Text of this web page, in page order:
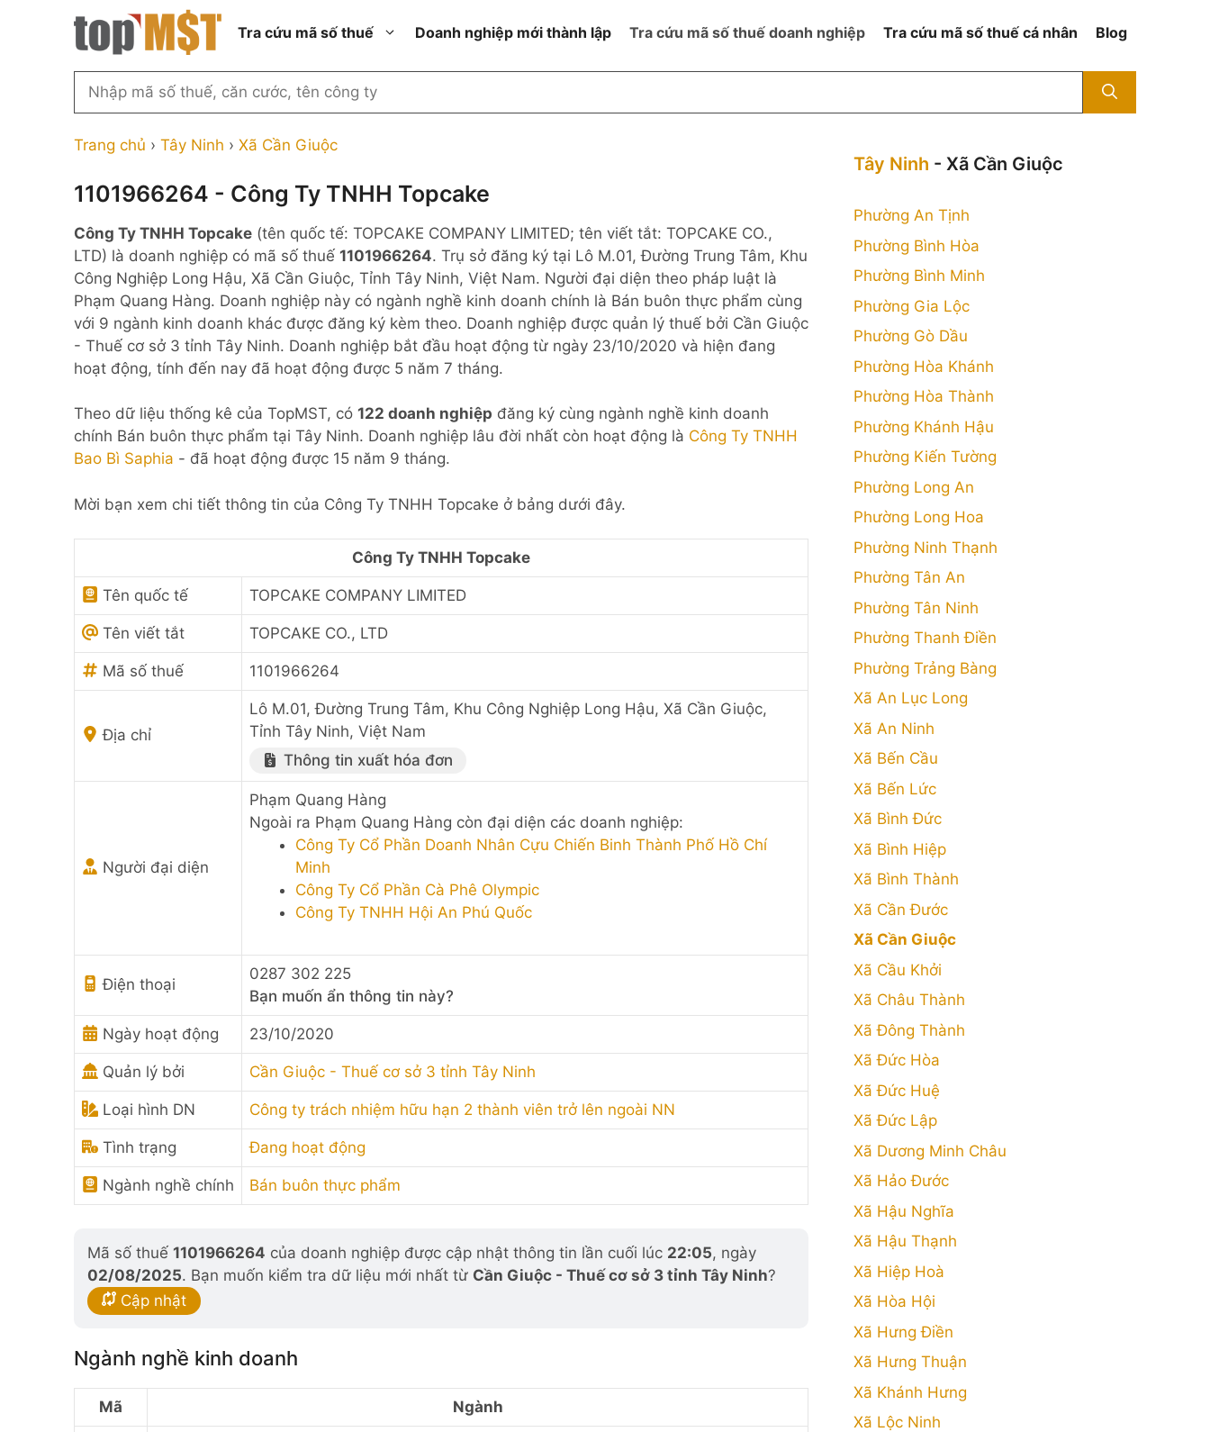
Tra cứu mã số thuế
Thành phố Hồ Chí Minh
Thành phố Hà Nội
Thành phố Đà Nẵng
Thành phố Hải Phòng
Thanh Hóa
Bắc Ninh
Nghệ An
Công ty cổ phần ngoài NN
Công ty hợp doanh
thành viên ngoài NN
thành viên trở lên ngoài NN
Công ty trách nhiệm hữu hạn
ngoài NN
Doanh nghiệp 100% vốn đầu tư
nước ngoài
Hộ kinh doanh cá thể
Không hoạt động tại địa chỉ đã
đăng ký
Doanh nghiệp mới thành lập Tra cứu mã số thuế doanh nghiệp Tra cứu mã số thuế cá nhân Blog
Tìm
theo
công
người
đại
diện
hoặc
mã
số
thuế
Trang chủ › Tây Ninh › Xã Cần Giuộc
1101966264 - Công Ty TNHH Topcake
Công Ty TNHH Topcake (tên quốc tế: TOPCAKE COMPANY LIMITED; tên viết tắt: TOPCAKE CO.,
LTD) là doanh nghiệp có mã số thuế 1101966264. Trụ sở đăng ký tại Lô M.01, Đường Trung Tâm, Khu
Công Nghiệp Long Hậu, Xã Cần Giuộc, Tỉnh Tây Ninh, Việt Nam. Người đại diện theo pháp luật là
Phạm Quang Hàng. Doanh nghiệp này có ngành nghề kinh doanh chính là Bán buôn thực phẩm cùng
với 9 ngành kinh doanh khác được đăng ký kèm theo. Doanh nghiệp được quản lý thuế bởi Cần Giuộc
- Thuế cơ sở 3 tỉnh Tây Ninh. Doanh nghiệp bắt đầu hoạt động từ ngày 23/10/2020 và hiện đang
hoạt động, tính đến nay đã hoạt động được 5 năm 7 tháng.
Theo dữ liệu thống kê của TopMST, có 122 doanh nghiệp đăng ký cùng ngành nghề kinh doanh
chính Bán buôn thực phẩm tại Tây Ninh. Doanh nghiệp lâu đời nhất còn hoạt động là Công Ty TNHH
Bao Bì Saphia - đã hoạt động được 15 năm 9 tháng.
Mời bạn xem chi tiết thông tin của Công Ty TNHH Topcake ở bảng dưới đây.
Công Ty TNHH Topcake
Tên quốc tế TOPCAKE COMPANY LIMITED
Tên viết tắt TOPCAKE CO., LTD
Mã số thuế 1101966264
Địa chỉ
Lô M.01, Đường Trung Tâm, Khu Công Nghiệp Long Hậu, Xã Cần Giuộc,
Tỉnh Tây Ninh, Việt Nam
Thông tin xuất hóa đơn
Người đại diện
Phạm Quang Hàng
Ngoài ra Phạm Quang Hàng còn đại diện các doanh nghiệp:
Công Ty Cổ Phần Doanh Nhân Cựu Chiến Binh Thành Phố Hồ Chí
Minh
Công Ty Cổ Phần Cà Phê Olympic
Công Ty TNHH Hội An Phú Quốc
Điện thoại
0287 302 225
Bạn muốn ẩn thông tin này?
Ngày hoạt động 23/10/2020
Quản lý bởi Cần Giuộc - Thuế cơ sở 3 tỉnh Tây Ninh
Loại hình DN Công ty trách nhiệm hữu hạn 2 thành viên trở lên ngoài NN
Tình trạng Đang hoạt động
Ngành nghề chính Bán buôn thực phẩm
Mã số thuế 1101966264 của doanh nghiệp được cập nhật thông tin lần cuối lúc 22:05, ngày
02/08/2025. Bạn muốn kiểm tra dữ liệu mới nhất từ Cần Giuộc - Thuế cơ sở 3 tỉnh Tây Ninh?
Cập nhật
Ngành nghề kinh doanh
Mã Ngành
Tây Ninh - Xã Cần Giuộc
Phường An Tịnh
Phường Bình Hòa
Phường Bình Minh
Phường Gia Lộc
Phường Gò Dầu
Phường Hòa Khánh
Phường Hòa Thành
Phường Khánh Hậu
Phường Kiến Tường
Phường Long An
Phường Long Hoa
Phường Ninh Thạnh
Phường Tân An
Phường Tân Ninh
Phường Thanh Điền
Phường Trảng Bàng
Xã An Lục Long
Xã An Ninh
Xã Bến Cầu
Xã Bến Lức
Xã Bình Đức
Xã Bình Hiệp
Xã Bình Thành
Xã Cần Đước
Xã Cần Giuộc
Xã Cầu Khởi
Xã Châu Thành
Xã Đông Thành
Xã Đức Hòa
Xã Đức Huệ
Xã Đức Lập
Xã Dương Minh Châu
Xã Hảo Đước
Xã Hậu Nghĩa
Xã Hậu Thạnh
Xã Hiệp Hoà
Xã Hòa Hội
Xã Hưng Điền
Xã Hưng Thuận
Xã Khánh Hưng
Xã Lộc Ninh